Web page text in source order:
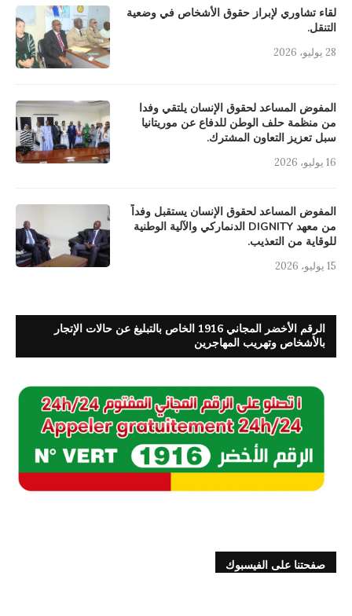
لقاء تشاوري لإبراز حقوق الأشخاص في وضعية
التنقل.
28 يوليو، 2026
المفوض المساعد لحقوق الإنسان يلتقي وفدا
من منظمة حلف الوطن للدفاع عن موريتانيا
سبل تعزيز التعاون المشترك.
16 يوليو، 2026
المفوض المساعد لحقوق الإنسان يستقبل وفداً
من معهد DIGNITY الدنماركي والآلية الوطنية
للوقاية من التعذيب.
15 يوليو، 2026
الرقم الأخضر المجاني 1916 الخاص بالتبليغ عن حالات الإتجار
بالأشخاص وتهريب المهاجرين
صفحتنا على الفيسبوك